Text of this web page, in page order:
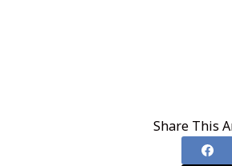
Share This